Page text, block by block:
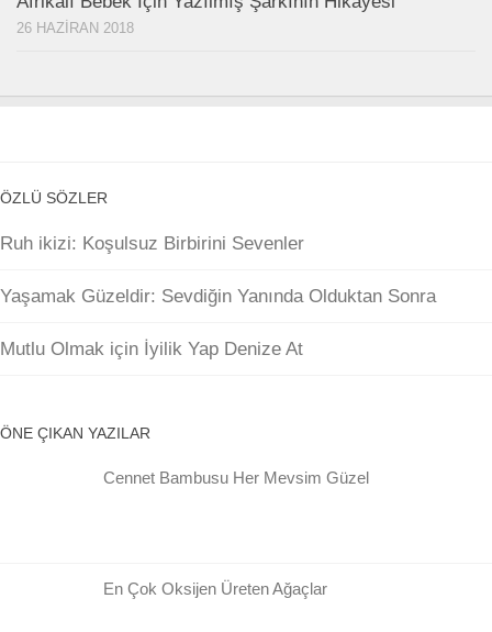
26 HAZIRAN 2018
ÖZLÜ SÖZLER
Ruh ikizi: Koşulsuz Birbirini Sevenler
Yaşamak Güzeldir: Sevdiğin Yanında Olduktan Sonra
Mutlu Olmak için İyilik Yap Denize At
ÖNE ÇIKAN YAZILAR
Cennet Bambusu Her Mevsim Güzel
En Çok Oksijen Üreten Ağaçlar